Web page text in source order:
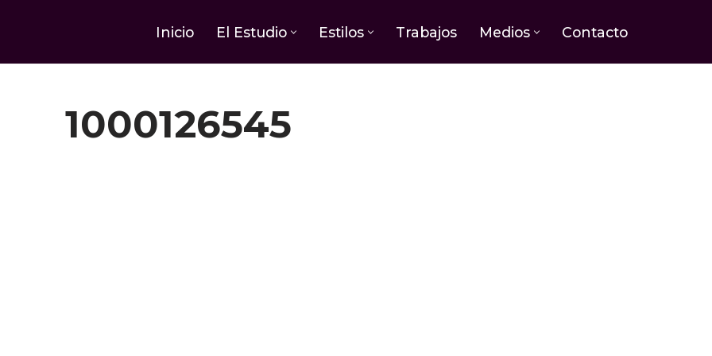
Inicio El Estudio Estilos Trabajos Medios Contacto
1000126545